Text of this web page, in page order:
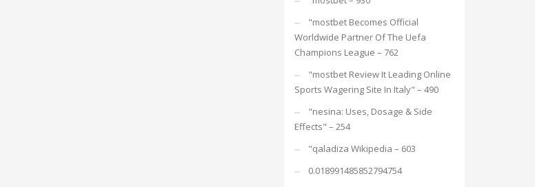
"mostbet Becomes Official
Worldwide Partner Of The Uefa
Champions League – 762
"mostbet Review It Leading Online
Sports Wagering Site In Italy" – 490
"nesina: Uses, Dosage & Side
Effects" – 254
"qaladiza Wikipedia – 603
0.018991485852794754